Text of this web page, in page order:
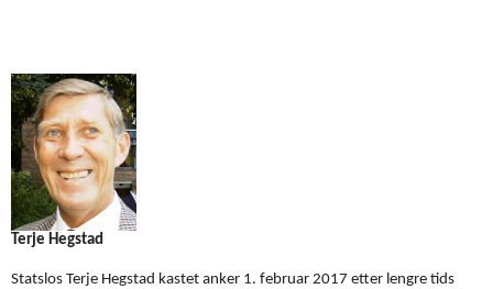
Terje Hegstad
Statslos Terje Hegstad kastet anker 1. februar 2017 etter lengre tids